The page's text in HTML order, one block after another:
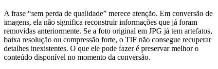
A frase “sem perda de qualidade” merece atenção. Em conversão de
imagens, ela não significa reconstruir informações que já foram
removidas anteriormente. Se a foto original em JPG já tem artefatos,
baixa resolução ou compressão forte, o TIF não consegue recuperar
detalhes inexistentes. O que ele pode fazer é preservar melhor o
conteúdo disponível no momento da conversão.